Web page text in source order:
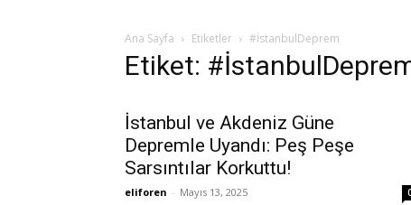
Ana Sayfa Etiketler #İstanbulDeprem
Etiket:
İstanbul ve Akdeniz Güne
Depremle Uyandı: Peş Peşe
Sarsıntılar Korkuttu!
eliforen - Mayıs 13, 2025